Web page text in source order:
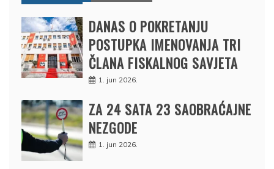
DANAS O POKRETANJU
POSTUPKA IMENOVANJA TRI
ČLANA FISKALNOG SAVJETA
1. jun 2026.
ZA 24 SATA 23 SAOBRAĆAJNE
NEZGODE
1. jun 2026.